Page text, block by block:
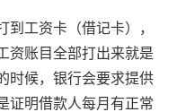
到工资卡（借记卡），
资账目全部打出来就是
时候，银行会要求提供
证明借款人每月有正常